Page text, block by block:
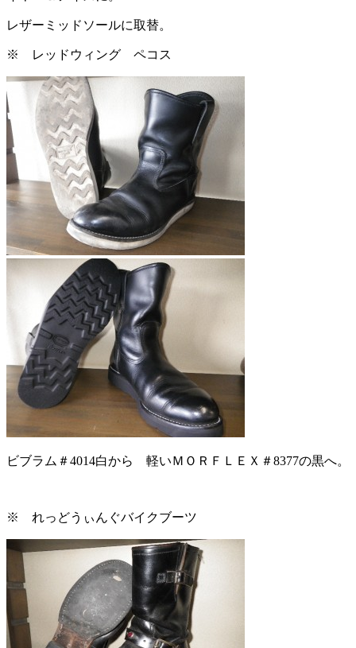
レザーミッドソールに取替。
※ レッドウィング ペコス
ビブラム＃4014白から 軽いＭＯＲＦＬＥＸ＃8377の黒へ。
※ れっどうぃんぐバイクブーツ